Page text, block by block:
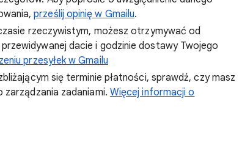
prześlij opinię w Gmailu.
rzeczywistym, możesz otrzymywać od
dacie i godzinie dostawy Twojego
przesyłek w Gmailu
się terminie płatności, sprawdź, czy masz
zadaniami. Więcej informacji o